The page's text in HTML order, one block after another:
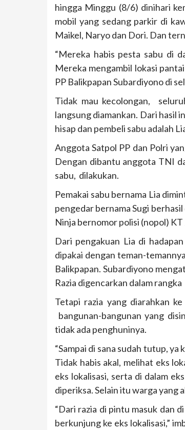
hingga Minggu (8/6) dinihari
mobil yang sedang parkir di
Maikel, Naryo dan Dori. Dan
“Mereka habis pesta sabu di
Mereka mengambil lokasi
PP Balikpapan Subardiyono di
Tidak mau kecolongan,
langsung diamankan. Dari hasil
hisap dan pembeli sabu adalah
Anggota Satpol PP dan Polri
Dengan dibantu anggota TNI
sabu, dilakukan.
Pemakai sabu bernama Lia
pengedar bernama Sugi
Ninja bernomor polisi (nopol)
Dari pengakuan Lia di
dipakai dengan teman-
Balikpapan. Subardiyono
Razia digencarkan dalam
Tetapi razia yang diarahkan
bangunan-bangunan yang
tidak ada penghuninya.
“Sampai di sana sudah tutup,
Tidak habis akal, melihat eks
eks lokalisasi, serta di dalam
diperiksa. Selain itu warga yang
“Dari razia di pintu masuk dan
berkunjung ke eks lokalisasi,”